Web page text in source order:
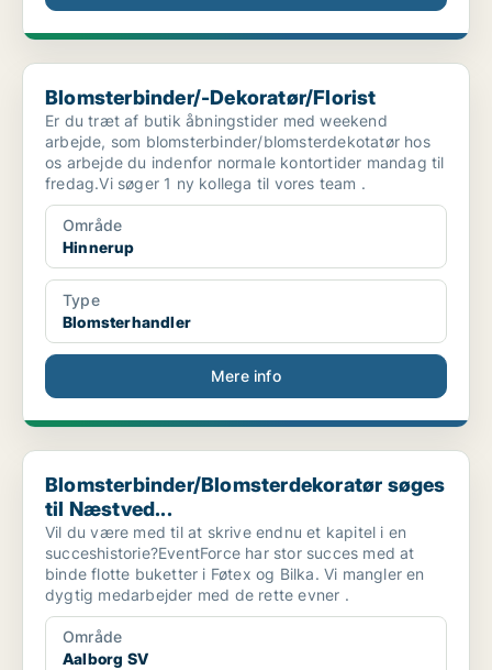
Blomsterbinder/-Dekoratør/Florist
Blomsterbinder/-Dekoratør/Florist
Er du træt af butik åbningstider med weekend
arbejde, som blomsterbinder/blomsterdekotatør hos
os arbejde du indenfor normale kontortider mandag til
fredag.Vi søger 1 ny kollega til vores team .
Område
Hinnerup
Type
Blomsterhandler
Mere info
Blomsterbinder/Blomsterdekoratør søges til Næstved...
Blomsterbinder/Blomsterdekoratør søges
til Næstved...
Vil du være med til at skrive endnu et kapitel i en
succeshistorie?EventForce har stor succes med at
binde flotte buketter i Føtex og Bilka. Vi mangler en
dygtig medarbejder med de rette evner .
Område
Aalborg SV